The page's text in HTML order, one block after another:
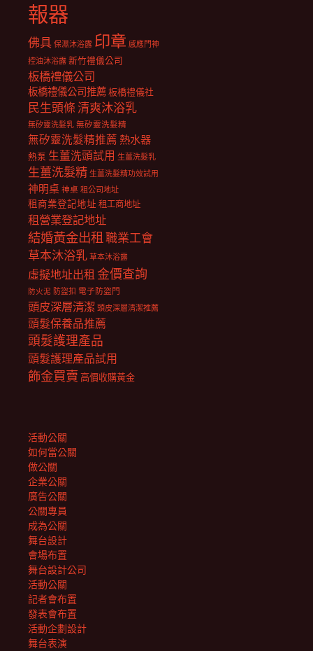
報器
佛具 保濕沐浴露 印章 感應門神
控油沐浴露 新竹禮儀公司
板橋禮儀公司
板橋禮儀公司推薦板橋禮儀社
民生頭條清爽沐浴乳
無矽靈洗髮乳 無矽靈洗髮精
無矽靈洗髮精推薦 熱水器
熱泵 生薑洗頭試用 生薑洗髮乳
生薑洗髮精 生薑洗髮精功效試用
神明桌 神桌 租公司地址
租商業登記地址 租工商地址
租營業登記地址
結婚黃金出租職業工會
草本沐浴乳 草本沐浴露
虛擬地址出租 金價查詢
防火泥 防盜扣 電子防盜門
頭皮深層清潔 頭皮深層清潔推薦
頭髮保養品推薦
頭髮護理產品
頭髮護理產品試用
飾金買賣 高價收購黃金
活動公關
如何當公關
做公關
企業公關
廣告公關
公關專員
成為公關
舞台設計
會場布置
舞台設計公司
活動公關
記者會布置
發表會布置
活動企劃設計
舞台表演